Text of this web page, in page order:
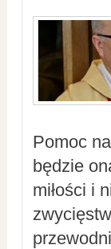
Pomoc
będzie
miłości i